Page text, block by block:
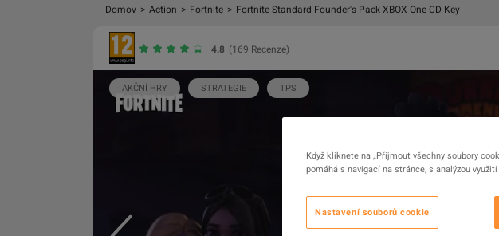
Domov > Action > Fortnite > Fortnite Standard Founder's Pack XBOX One CD Key
4.8 (169 Recenze)
AKČNÍ HRY STRATEGIE TPS
Když kliknete na „Přijmout všechny soubory
pomáhá s navigací na stránce, s analýzou
Nastavení souborů cookie